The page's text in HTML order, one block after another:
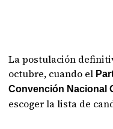
La postulación
octubre, cuando el
Convención Nacional
escoger la lista de